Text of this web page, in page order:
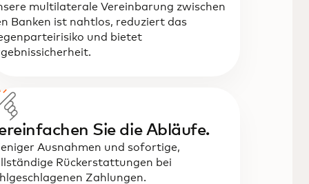
multilaterale Vereinbarung zwischen
Banken ist nahtlos, reduziert das
und bietet
Sie die Abläufe.
Ausnahmen und sofortige,
Rückerstattungen bei
Zahlungen.